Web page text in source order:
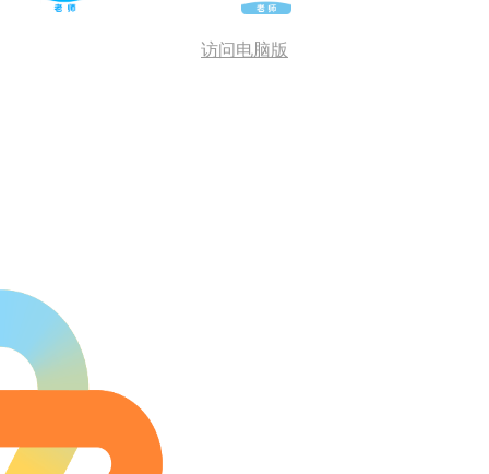
访问电脑版